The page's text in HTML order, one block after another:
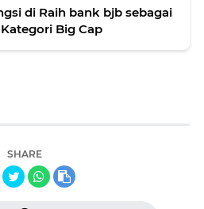
di Raih bank bjb sebagai
Big Cap
SHARE